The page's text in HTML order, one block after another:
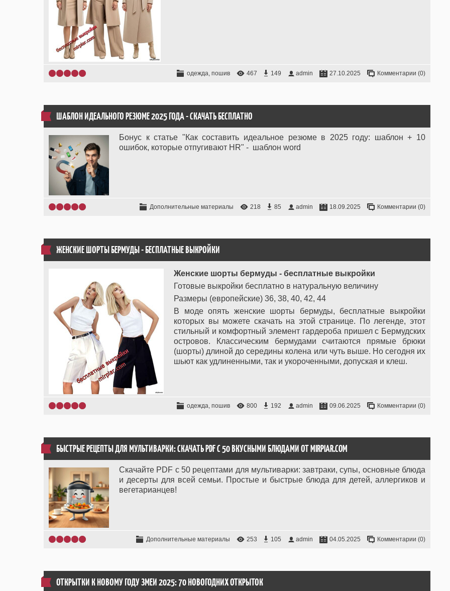
одежда, пошив 467 149 admin 27.10.2025 Комментарии (0)
ШАБЛОН ИДЕАЛЬНОГО РЕЗЮМЕ 2025 ГОДА - СКАЧАТЬ БЕСПЛАТНО
Бонус к статье "Как составить идеальное резюме в 2025 году: шаблон + 10
ошибок, которые отпугивают HR" - шаблон word
Дополнительные материалы 218 85 admin 18.09.2025 Комментарии (0)
ЖЕНСКИЕ ШОРТЫ БЕРМУДЫ - БЕСПЛАТНЫЕ ВЫКРОЙКИ
Женские шорты бермуды - бесплатные выкройки
Готовые выкройки бесплатно в натуральную величину
Размеры (европейские) 36, 38, 40, 42, 44
В моде опять женские шорты бермуды, бесплатные выкройки
которых вы можете скачать на этой странице. По легенде, этот
стильный и комфортный элемент гардероба пришел с Бермудских
островов. Классическим бермудами считаются прямые брюки
(шорты) длиной до середины колена или чуть выше. Но сегодня их
шьют как удлиненными, так и укороченными, допуская и клеш.
одежда, пошив 800 192 admin 09.06.2025 Комментарии (0)
БЫСТРЫЕ РЕЦЕПТЫ ДЛЯ МУЛЬТИВАРКИ: СКАЧАТЬ PDF С 50 ВКУСНЫМИ БЛЮДАМИ ОТ MIRPIAR.COM
Скачайте PDF с 50 рецептами для мультиварки: завтраки, супы, основные блюда
и десерты для всей семьи. Простые и быстрые блюда для детей, аллергиков и
вегетарианцев!
Дополнительные материалы 253 105 admin 04.05.2025 Комментарии (0)
ОТКРЫТКИ К НОВОМУ ГОДУ ЗМЕИ 2025: 70 НОВОГОДНИХ ОТКРЫТОК